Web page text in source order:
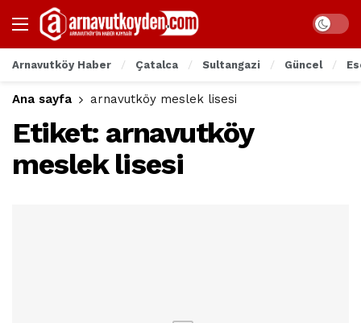
Arnavutköy Haber Çatalca Sultangazi Güncel
Ana sayfa arnavutköy meslek lisesi
Etiket: arnavutköy
meslek lisesi